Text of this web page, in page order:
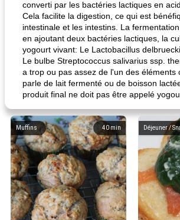
converti par les bactéries lactiques en
Cela facilite la digestion, ce qui est
intestinale et les intestins. La
en ajoutant deux bactéries lactiques, la
yogourt vivant: Le Lactobacillus
Le bulbe Streptococcus salivarius ssp.
a trop ou pas assez de l'un des éléments
parle de lait fermenté ou de boisson
produit final ne doit pas être appelé
40 min
Muffins Déjeuner /